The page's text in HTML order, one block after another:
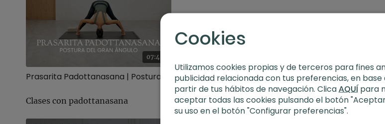
07:45
Clases con padottanasana
Cookies
Utilizamos cookies propias y de terceros para fines
publicidad relacionada con tus preferencias, en
partir de tus hábitos de navegación. ClicaAQUÍpara
aceptar todas las cookies pulsando el botón
su uso en el botón "Configurar preferencias".